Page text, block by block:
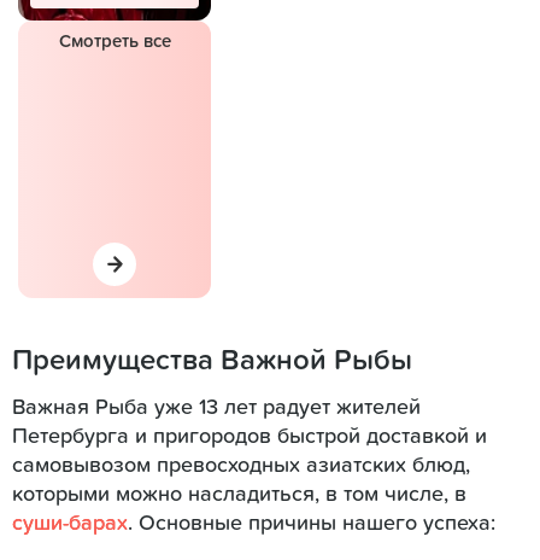
Смотреть все
Преимущества Важной Рыбы
Важная Рыба уже 13 лет радует жителей
Петербурга и пригородов быстрой доставкой и
самовывозом превосходных азиатских блюд,
которыми можно насладиться, в том числе, в
суши-барах. Основные причины нашего успеха: